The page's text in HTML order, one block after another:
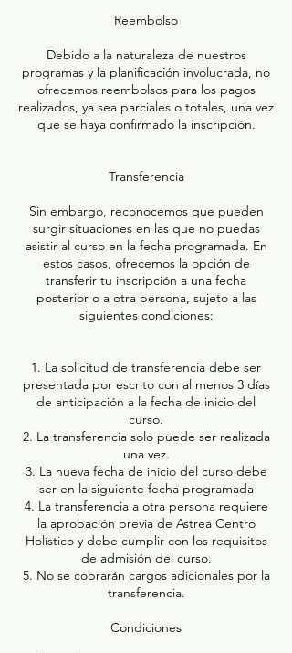
Reembolso
Debido a la naturaleza de nuestros
programas y la planificación involucrada, no
ofrecemos reembolsos para los pagos
realizados, ya sea parciales o totales, una vez
que se haya confirmado la inscripción.
Transferencia
Sin embargo, reconocemos que pueden
surgir situaciones en las que no puedas
asistir al curso en la fecha programada. En
estos casos, ofrecemos la opción de
transferir tu inscripción a una fecha
posterior o a otra persona, sujeto a las
siguientes condiciones:
1.⁠ ⁠La solicitud de transferencia debe ser
presentada por escrito con al menos 3 días
de anticipación a la fecha de inicio del
curso.
2.⁠ ⁠La transferencia solo puede ser realizada
una vez.
3.⁠ ⁠La nueva fecha de inicio del curso debe
ser en la siguiente fecha programada
4.⁠ ⁠La transferencia a otra persona requiere
la aprobación previa de Astrea Centro
Holístico y debe cumplir con los requisitos
de admisión del curso.
5.⁠ ⁠No se cobrarán cargos adicionales por la
transferencia.
Condiciones